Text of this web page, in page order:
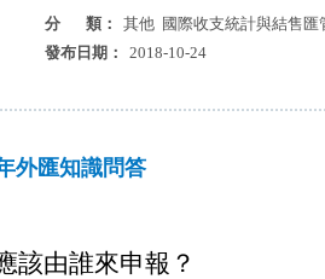
分 類：
其他 國際收支統計與結售匯
發布日期：
2018-10-24
外匯知識問答
該由誰來申報？